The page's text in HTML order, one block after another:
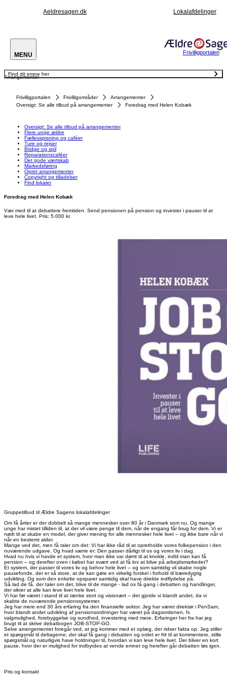
Aeldresagen.dk Lokalafdelinger
MENU Frivilligportalen
Arrangementer
Find dit emne her
Oversigt: Se alle tilbud på arrangementer
Ture og rejser
Bridge og spil
Reparationscaféer
Opret arrangementer
Copyright og tilladelser
Find lokaler
Frivilligportalen Frivilligområder
Arrangementer
Oversigt: Se alle tilbud på arrangementer
Foredrag med Helen Kobæk
Oversigt: Se alle tilbud på arrangementer
Flere unge ældre
Fællesspisning og caféer
Ture og rejser
Bridge og spil
Reparationscaféer
Det gode værtskab
Markedsføring
Opret arrangementer
Copyright og tilladelser
Find lokaler
Foredrag med Helen Kobæk
Vær med til at debattere fremtiden. Send pensionen på pension og invester i pauser til at
leve hele livet. Pris: 5.000 kr.
Gruppetilbud til Ældre Sagens lokalafdelinger
Om få årtier er der dobbelt så mange mennesker over 80 år i Danmark som nu. Og mange
unge har mistet tilliden til, at der vil være penge til dem, når de engang får brug for dem. Vi er
nødt til at skabe en model, der giver mening for alle mennesker hele livet – og ikke bare når vi
når en bestemt alder.
Mange ved det, men få taler om det: Vi har ikke råd til at opretholde vores folkepension i den
nuværende udgave. Og hvad værre er: Den passer dårligt til os og vores liv i dag.
Hvad nu hvis vi havde et system, hvor man ikke var dømt til at knokle, indtil man kan få
pension – og derefter oven i købet har svært ved at få lov at blive på arbejdsmarkedet?
Et system, der passer til vores liv og behov hele livet – og som samtidig vil skabe nogle
pausefonde, der er så store, at de kan gøre en virkelig forskel i forhold til bæredygtig
udvikling. Og som den enkelte opsparer samtidig skal have direkte indflydelse på.
Så lad de få, der taler om det, blive til de mange - lad os få gang i debatten og handlinger,
der sikrer at alle kan leve livet hele livet.
Vi har før været i stand til at tænke stort og visionært – det gjorde vi blandt andet, da vi
skabte de nuværende pensionssystemer.
Jeg har mere end 30 års erfaring fra den finansielle sektor. Jeg har været direktør i PenSam,
hvor blandt andet udvikling af pensionsordninger har været på dagsordenen, fx
valgmulighed, forebyggelse og sundhed, investering med mere. Erfaringer her fra har jeg
brugt til at skrive debatbogen JOB-STOP-GO.
Selve arrangementet foregår ved, at jeg kommer med et oplæg, der ridser fakta op. Jeg stiller
et spørgsmål til deltagerne, der skal få gang i debatten og ordet er frit til at kommentere, stille
spørgsmål og naturligvis have holdninger til, hvordan vi kan leve hele livet. Der bliver en kort
pause, hvor der er mulighed for indbyrdes at vende emnet og herefter går debatten løs igen.
Pris og kontakt